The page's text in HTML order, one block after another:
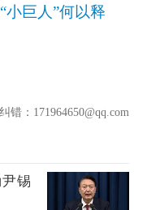
小巨人”何以释
纠错：171964650@qq.com
锡